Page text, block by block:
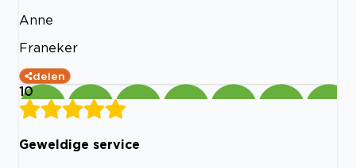
Anne
Franeker
delen
10
Geweldige service